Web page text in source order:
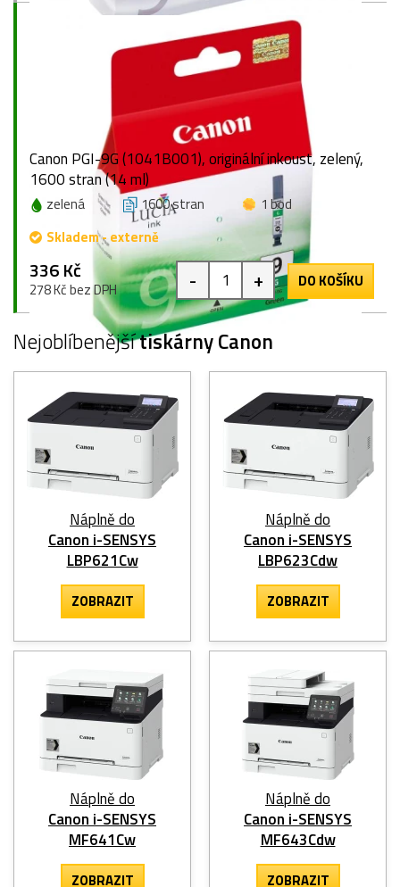
Canon PGI-9G (1041B001), originální inkoust, zelený,
1600 stran (14 ml)
zelená 1600 stran
1 bod
Skladem - externě
336 Kč
278 Kč bez DPH - + DO KOŠÍKU
Nejoblíbenějšítiskárny Canon
Náplně do
Canon i-SENSYS
LBP621Cw
ZOBRAZIT
Náplně do
Canon i-SENSYS
LBP623Cdw
ZOBRAZIT
Náplně do
Canon i-SENSYS
MF641Cw
ZOBRAZIT
Náplně do
Canon i-SENSYS
MF643Cdw
ZOBRAZIT